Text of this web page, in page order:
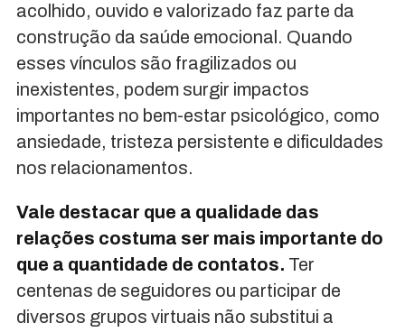
acolhido, ouvido e valorizado faz parte da
construção da saúde emocional. Quando
esses vínculos são fragilizados ou
inexistentes, podem surgir impactos
importantes no bem-estar psicológico, como
ansiedade, tristeza persistente e dificuldades
nos relacionamentos.
Vale destacar que a qualidade das
relações costuma ser mais importante do
que a quantidade de contatos. Ter
centenas de seguidores ou participar de
diversos grupos virtuais não substitui a